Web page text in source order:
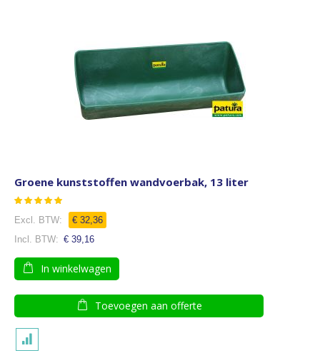
Groene kunststoffen wandvoerbak, 13 liter
Waardering:
100
100
€ 32,36
€ 39,16
In winkelwagen
Toevoegen aan offerte